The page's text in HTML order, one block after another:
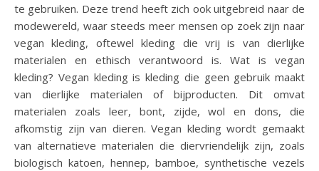
te gebruiken. Deze trend heeft zich ook uitgebreid naar de
modewereld, waar steeds meer mensen op zoek zijn naar
vegan kleding, oftewel kleding die vrij is van dierlijke
materialen en ethisch verantwoord is. Wat is vegan
kleding? Vegan kleding is kleding die geen gebruik maakt
van dierlijke materialen of bijproducten. Dit omvat
materialen zoals leer, bont, zijde, wol en dons, die
afkomstig zijn van dieren. Vegan kleding wordt gemaakt
van alternatieve materialen die diervriendelijk zijn, zoals
biologisch katoen, hennep, bamboe, synthetische vezels